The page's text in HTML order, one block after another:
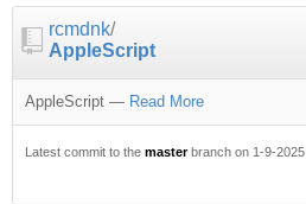
rcmdnk/
AppleScript
AppleScript — Read More
Latest commit to the masterbranch on 1-9-2025